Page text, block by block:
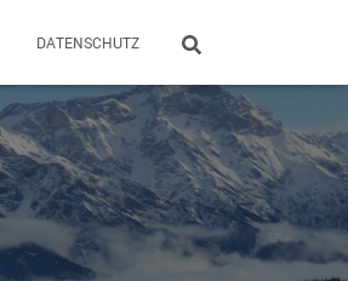
DATENSCHUTZ